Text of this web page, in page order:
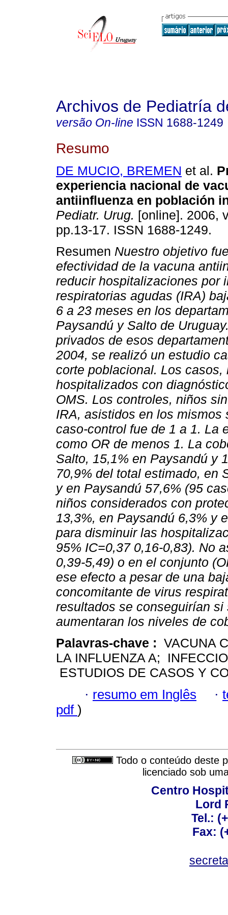
Archivos de Pediatría
versão On-line ISSN 1688-1249
Resumo
DE MUCIO, BREMEN et al.
experiencia nacional de
antiinfluenza en población
Pediatr. Urug. [online]. 2006,
pp.13-17. ISSN 1688-1249.
Resumen Nuestro objetivo
efectividad de la vacuna
reducir hospitalizaciones por
respiratorias agudas (IRA)
6 a 23 meses en los
Paysandú y Salto de
privados de esos
2004, se realizó un estudio
corte poblacional. Los
hospitalizados con
OMS. Los controles, niños
IRA, asistidos en los
caso-control fue de 1 a 1. La
como OR de menos 1. La
Salto, 15,1% en Paysandú y
70,9% del total estimado, en
y en Paysandú 57,6% (95
niños considerados con
13,3%, en Paysandú 6,3% y
para disminuir las
95% IC=0,37 0,16-0,83). No
0,39-5,49) o en el conjunto
ese efecto a pesar de una
concomitante de virus
resultados se conseguirían
aumentaran los niveles de
Palavras-chave : VACUNA
LA INFLUENZA A;
ESTUDIOS DE CASOS Y
· resumo em Inglês ·
pdf )
Todo o conteúdo deste
licenciado sob
Centro
Lord
Tel.:
Fax: